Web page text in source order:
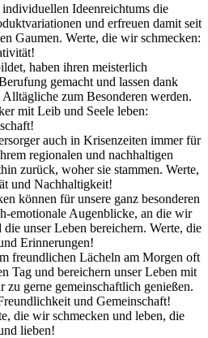
Ideenreichtums die
und erfreuen damit seit
Gaumen. Werte, die wir schmecken:
haben ihren meisterlich
gemacht und lassen dank
zum Besonderen werden.
mit Leib und Seele leben:
auch in Krisenzeiten immer für
regionalen und nachhaltigen
zurück, woher sie stammen. Werte,
und Nachhaltigkeit!
können für unsere ganz besonderen
emotionale Augenblicke, an die wir
die unser Leben bereichern. Werte, die
Erinnerungen!
freundlichen Lächeln am Morgen oft
Tag und bereichern unser Leben mit
gerne gemeinschaftlich genießen.
und Gemeinschaft!
die wir schmecken und leben, die
lieben!